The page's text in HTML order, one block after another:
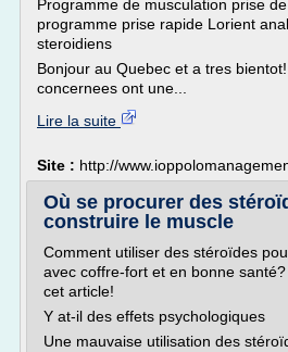
Programme de musculation prise
programme prise rapide Lorient
steroidiens
Bonjour au Quebec et a tres
concernees ont une...
Lire la suite
Site : http://
Où se procurer des
construire le muscle
Comment utiliser des stéroïdes
avec coffre-fort et en bonne
cet article!
Y at-il des effets psychologiques
Une mauvaise utilisation des